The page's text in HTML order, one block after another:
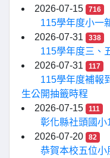
2026-07-15
716
115學年度小一
2026-07-31
338
115學年度三、
2026-07-31
117
115學年度補報
生公開抽籤時程
2026-07-15
111
彰化縣社頭國
2026-07-20
82
恭賀本校五位